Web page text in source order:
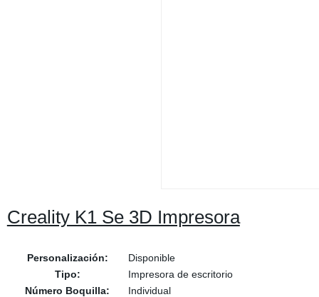
Creality K1 Se 3D Impresora
Personalización:
Disponible
Tipo:
Impresora de escritorio
Número Boquilla:
Individual